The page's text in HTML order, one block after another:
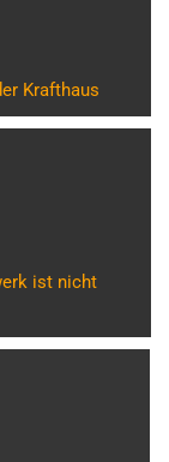
Krafthaus
ist nicht